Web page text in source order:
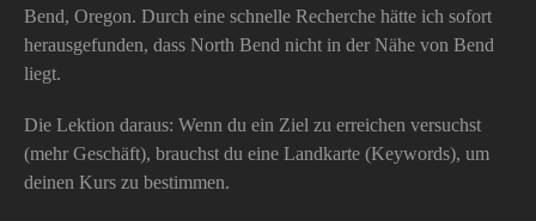
Bend, Oregon. Durch eine schnelle Recherche hätte ich sofort
herausgefunden, dass North Bend nicht in der Nähe von Bend
liegt.
Die Lektion daraus: Wenn du ein Ziel zu erreichen versuchst
(mehr Geschäft), brauchst du eine Landkarte (Keywords), um
deinen Kurs zu bestimmen.